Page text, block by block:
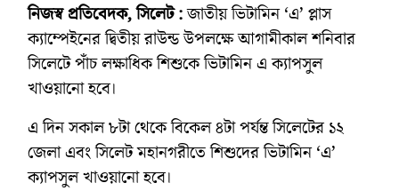
নিজস্ব প্রতিবেদক, সিলেট :জাতীয় ভিটামিন ‘এ’ প্লাস
ক্যাম্পেইনের দ্বিতীয় রাউন্ড উপলক্ষে আগামীকাল শনিবার
সিলেটে পাঁচ লক্ষাধিক শিশুকে ভিটামিন এ ক্যাপসুল
খাওয়ানো হবে।
এ দিন সকাল ৮টা থেকে বিকেল ৪টা পর্যন্ত সিলেটের ১২
জেলা এবং সিলেট মহানগরীতে শিশুদের ভিটামিন ‘এ’
ক্যাপসুল খাওয়ানো হবে।